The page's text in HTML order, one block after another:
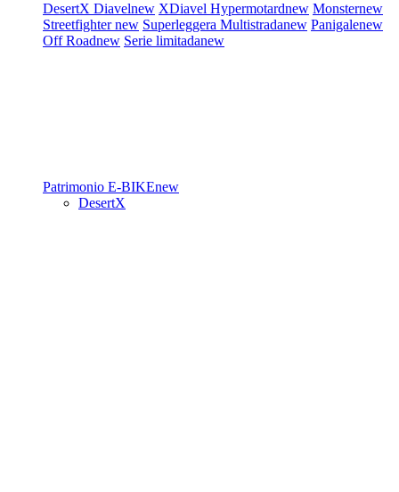
DesertX Diavelnew XDiavel Hypermotardnew Monsternew
Streetfighternew Superleggera Multistradanew Panigalenew
Off Roadnew Serie limitadanew
Patrimonio E-BIKEnew
DesertX